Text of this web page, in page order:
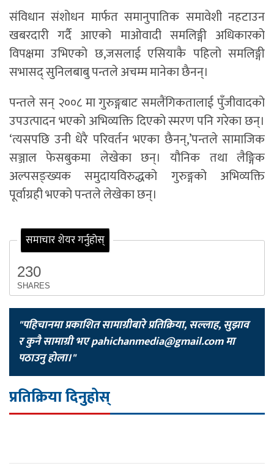
संविधान संशोधन मार्फत समानुपातिक समावेशी नहटाउन
खबरदारी गर्दै आएको माओवादी समलिङ्गी अधिकारको
विपक्षमा उभिएको छ,जसलाई एसियाकै पहिलो समलिङ्गी
सभासद् सुनिलबाबु पन्तले अचम्म मानेका छैनन्।
पन्तले सन् २००८ मा गुरुङ्गबाट समलैंगिकतालाई पुँजीवादको
उपउत्पादन भएको अभिव्यक्ति दिएको स्मरण पनि गरेका छन्।
‘त्यसपछि उनी धेरै परिवर्तन भएका छैनन्,’पन्तले सामाजिक
सञ्जाल फेसबुकमा लेखेका छन्। यौनिक तथा लैङ्गिक
अल्पसङ्ख्यक समुदायविरुद्धको गुरुङ्गको अभिव्यक्ति
पूर्वाग्रही भएको पन्तले लेखेका छन्।
समाचार शेयर गर्नुहोस्
230
SHARES
"पहिचानमा प्रकाशित सामाग्रीबारे प्रतिक्रिया, सल्लाह, सुझाव
र कुनै सामाग्री भएpahichanmedia@gmail.comमा
पठाउनु होला।"
प्रतिक्रिया दिनुहोस्